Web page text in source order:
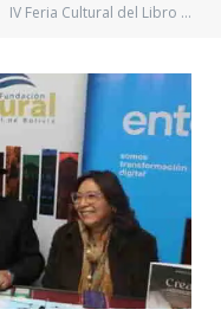
IV Feria Cultural del Libro de El Alto del 24 al 26 de abril en la zona Los Andes